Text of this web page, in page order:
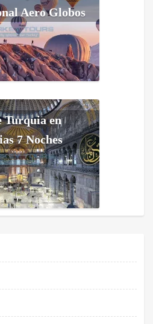
Aero Globos
Turquia en
7 Noches